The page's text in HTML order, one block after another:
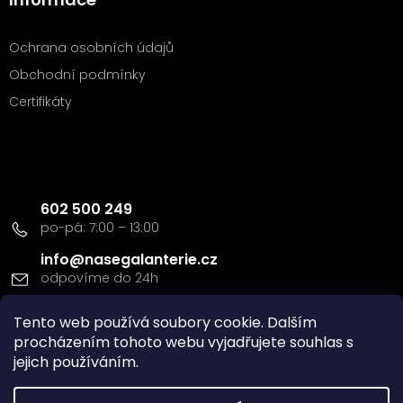
Tento web používá soubory cookie. Dalším
procházením tohoto webu vyjadřujete souhlas s
jejich používáním.
Ochrana osobních údajů
Obchodní podmínky
Certifikáty
info@nasegalanterie.cz
602 500 249
Doprava a platba